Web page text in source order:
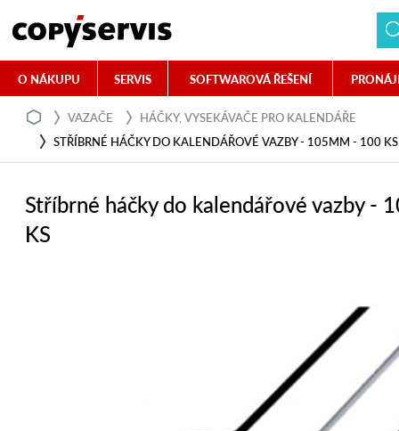
O NÁKUPU SERVIS SOFTWAROVÁ ŘEŠENÍ
VAZAČE
HÁČKY, VYSEKÁVAČE PRO KALENDÁŘE
STŘÍBRNÉ HÁČKY DO KALENDÁŘOVÉ VAZBY - 105MM - 100 KS
Stříbrné háčky do kalendářové vazby -
KS